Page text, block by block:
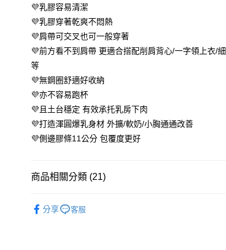
【注意事項】
１．透過由恩沛科技股份有限公司提供之「AFTEE先享後付」
求債權轉讓予恩沛科技股份有限公司。
２．關於個人資料處理事宜，請瀏覽以下網址：
https://aftee.tw/terms/#terms3
３．未成年的使用者請事先徵得法定代理人或監護人之同意方
「AFTEE先享後付」，若未經同意申辦者引起之損失，本公司
任。
４．使用「AFTEE先享後付」時，將依據個別帳號之用戶狀況
即時審查核予不同之上限額度；若仍有額度不足之情形，本公
結果請求用戶進行身份認證。
５．嚴禁一人註冊多個帳號或使用他人資訊註冊。若發現惡意
7-11 取貨付款約3～4天到貨
每筆NT$80，滿NT$799(含以上)免運費
付款後7-11取貨
每筆NT$80，滿NT$799(含以上)免運費
宅配
每筆NT$80，滿NT$799(含以上)免運費
💜乳膠容易清潔
💜乳膠穿著乾爽不悶熱
💜肩帶可交叉也可一般穿著
💜前方看不到肩帶 更適合搭配削肩背心/一字領上衣/
等
💜無鋼圈舒適好收納
💜亦不容易跑杯
💜且土台穩定 有效承托乳房下肉
💜打造渾圓爆乳身材 外擴/軟奶/小胸通通改善
💜側邊膠條11公分 包覆度更好
商品相關分類 (21)
分享 客服